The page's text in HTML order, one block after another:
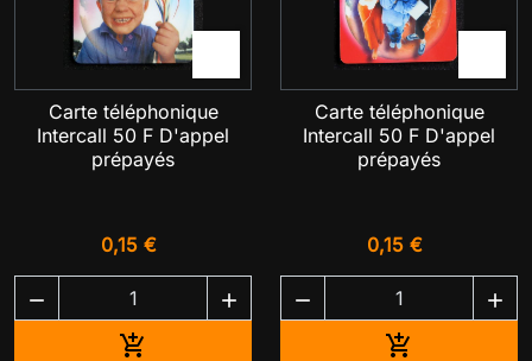
Carte téléphonique
Intercall 50 F D'appel
prépayés
0,15 €
 

Carte téléphonique
Intercall 50 F D'appel
prépayés
0,15 €
 
